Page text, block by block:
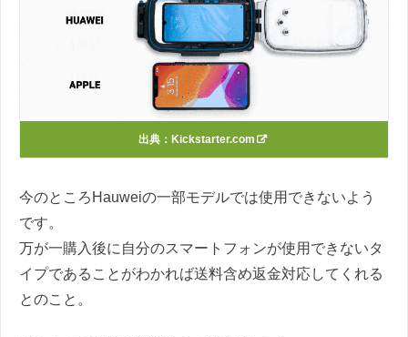
出典：Kickstarter.com
今のところHauweiの一部モデルでは使用できないよう
です。
万が一購入後に自分のスマートフォンが使用できないタ
イプであることがわかれば送料含め返金対応してくれる
とのこと。